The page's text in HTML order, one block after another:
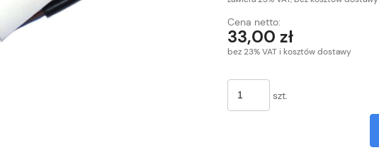
Cena netto:
33,00 zł
bez 23% VAT i kosztów dostawy
szt.